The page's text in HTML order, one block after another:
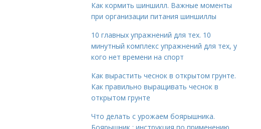
Как кормить шиншилл. Важные моменты
при организации питания шиншиллы
10 главных упражнений для тех. 10
минутный комплекс упражнений для тех, у
кого нет времени на спорт
Как вырастить чеснок в открытом грунте.
Как правильно выращивать чеснок в
открытом грунте
Что делать с урожаем боярышника.